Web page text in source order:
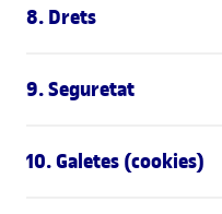
8. Drets
9. Seguretat
10. Galetes (cookies)